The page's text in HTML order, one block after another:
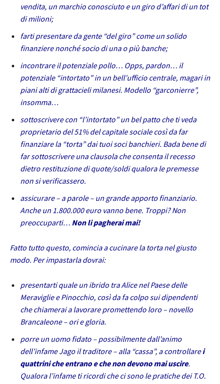
vendita, un marchio conosciuto e un giro d’affari di un tot
di milioni;
farti presentare da gente “del giro” come un solido
finanziere nonché socio di una o più banche;
incontrare il potenziale pollo… Opps, pardon… il
potenziale “intortato” in un bell’ufficio centrale, magari in
piani alti di grattacieli milanesi. Modello “garconierre”,
insomma…
sottoscrivere con “l’intortato” un bel patto che ti veda
proprietario del 51% del capitale sociale così da far
finanziare la “torta” dai tuoi soci banchieri. Bada bene di
far sottoscrivere una clausola che consenta il recesso
dietro restituzione di quote/soldi qualora le premesse
non si verificassero.
assicurare – a parole – un grande apporto finanziario.
Anche un 1.800.000 euro vanno bene. Troppi? Non
preoccuparti… Non li pagherai mai!
Fatto tutto questo, comincia a cucinare la torta nel giusto
modo. Per impastarla dovrai:
presentarti quale un ibrido tra Alice nel Paese delle
Meraviglie e Pinocchio, così da fa colpo sui dipendenti
che chiamerai a lavorare promettendo loro – novello
Brancaleone – ori e gloria.
porre un uomo fidato – possibilmente dall’animo
dell’infame Jago il traditore – alla “cassa”, a controllarei
quattrini che entrano e che non devono mai uscire.
Qualora l’infame ti ricordi che ci sono le pratiche dei T.O.